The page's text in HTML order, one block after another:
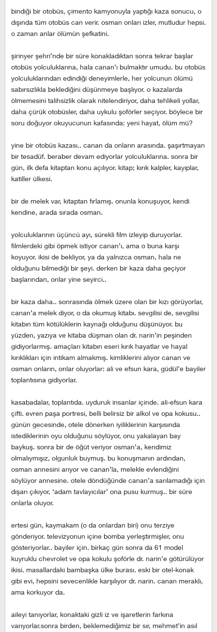
bindiği bir otobüs, çimento kamyonuyla yaptığı kaza sonucu, o
dışında tüm otobüs can verir. osman onları izler, mutludur hepsi.
o zaman anlar ölümün şefkatini.
şirinyer şehri’nde bir süre konakladıktan sonra tekrar başlar
otobüs yolculuklarına, hala canan’ı bulmaktır umudu. bu otobüs
yolculuklarından edindiği deneyimlerle, her yolcunun ölümü
sabırsızlıkla beklediğini düşünmeye başlıyor. o kazalarda
ölmemesini talihsizlik olarak nitelendiriyor, daha tehlikeli yollar,
daha çürük otobüsler, daha uykulu şoförler seçiyor. böylece bir
soru doğuyor okuyucunun kafasında: yeni hayat, ölüm mü?
yine bir otobüs kazası.. canan da onların arasında. şaşırtmayan
bir tesadüf. beraber devam ediyorlar yolculuklarına. sonra bir
gün, ilk defa kitaptan konu açılıyor. kitap; kırık kalpler, kayıplar,
katiller ülkesi.
bir de melek var, kitaptan fırlamış. onunla konuşuyor, kendi
kendine, arada sırada osman.
yolculuklarının üçüncü ayı, sürekli film izleyip duruyorlar.
filmlerdeki gibi öpmek istiyor canan’ı, ama o buna karşı
koyuyor. ikisi de bekliyor, ya da yalnızca osman, hala ne
olduğunu bilmediği bir şeyi. derken bir kaza daha geçiyor
başlarından, onlar yine seyirci..
bir kaza daha.. sonrasında ölmek üzere olan bir kızı görüyorlar,
canan’a melek diyor, o da okumuş kitabı. sevgilisi de, sevgilisi
kitabın tüm kötülüklerin kaynağı olduğunu düşünüyor. bu
yüzden, yazıya ve kitaba düşman olan dr. narin’in peşinden
gidiyorlarmış. amaçları kitabın eseri kırık hayatlar ve hayal
kırıklıkları için intikam almakmış. kimliklerini alıyor canan ve
osman onların, onlar oluyorlar: ali ve efsun kara, güdül’e bayiler
toplantısına gidiyorlar.
kasabadalar, toplantıda. uyduruk insanlar içinde. ali-efsun kara
çifti. evren paşa portresi, belli belirsiz bir alkol ve opa kokusu..
günün gecesinde, otele dönerken iyiliklerinin karşısında
istediklerinin oyu olduğunu söylüyor, onu yakalayan bay
baykuş. sonra bir de öğüt veriyor osman’a, kendimiz
olmalıymışız, olgunluk buymuş. bu konuşmanın ardından,
osman annesini arıyor ve canan’la, melekle evlendiğini
söylüyor annesine. otele döndüğünde canan’a sarılamadığı için
dışarı çıkıyor, ‘adam tavlayıcılar’ ona pusu kurmuş.. bir süre
onlarla oluyor.
ertesi gün, kaymakam (o da onlardan biri) onu terziye
gönderiyor. televizyonun içine bomba yerleştirmişler, onu
gösteriyorlar.. bayiler için. birkaç gün sonra da 61 model
kuyruklu chevrolet ve opa kokulu şoförle dr. narin’e götürülüyor
ikisi. masallardaki bambaşka ülke burası. eski bir otel-konak
gibi evi, hepsini sevecenlikle karşılıyor dr. narin. canan meraklı,
ama korkuyor da.
aileyi tanıyorlar, konaktaki gizli iz ve işaretlerin farkına
varıyorlar.sonra birden, beklemediğimiz bir sır, mehmet’in asıl